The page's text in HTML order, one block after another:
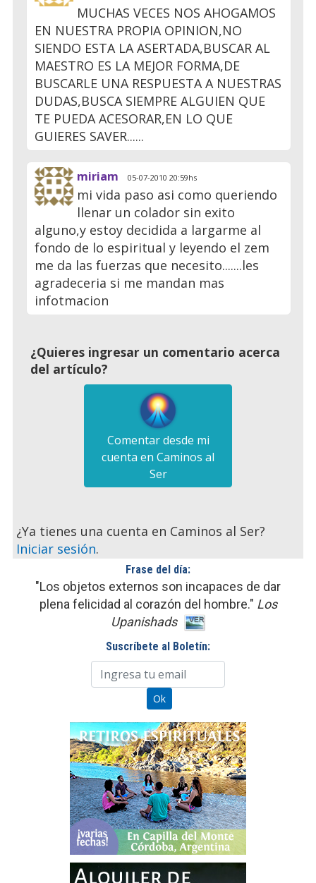
MUCHAS VECES NOS AHOGAMOS
EN NUESTRA PROPIA OPINION,NO
SIENDO ESTA LA ASERTADA,BUSCAR AL
MAESTRO ES LA MEJOR FORMA,DE
BUSCARLE UNA RESPUESTA A NUESTRAS
DUDAS,BUSCA SIEMPRE ALGUIEN QUE
TE PUEDA ACESORAR,EN LO QUE
GUIERES SAVER......
miriam 05-07-2010 20:59hs
mi vida paso asi como queriendo
llenar un colador sin exito
alguno,y estoy decidida a largarme al
fondo de lo espiritual y leyendo el zem
me da las fuerzas que necesito.......les
agradeceria si me mandan mas
infotmacion
¿Quieres ingresar un comentario acerca
del artículo?
Comentar desde mi
cuenta en Caminos al
Ser
¿Ya tienes una cuenta en Caminos al Ser?
Iniciar sesión.
Frase del día:
"Los objetos externos son incapaces de dar
plena felicidad al corazón del hombre." Los
Upanishads
Suscríbete al Boletín: